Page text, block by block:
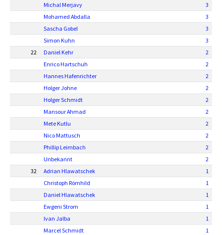
Michal Merjavy
3
Mohamed Abdalla
3
Sascha Gobel
3
Simon Kuhn
3
22
Daniel Kehr
2
Enrico Hartschuh
2
Hannes Hafenrichter
2
Holger Johne
2
Holger Schmidt
2
Mansour Ahmad
2
Mete Kutlu
2
Nico Mattusch
2
Phillip Leimbach
2
Unbekannt
2
32
Adrian Hlawatschek
1
Christoph Römhild
1
Daniel Hlawatschek
1
Ewgeni Strom
1
Ivan Jalba
1
Marcel Schmidt
1